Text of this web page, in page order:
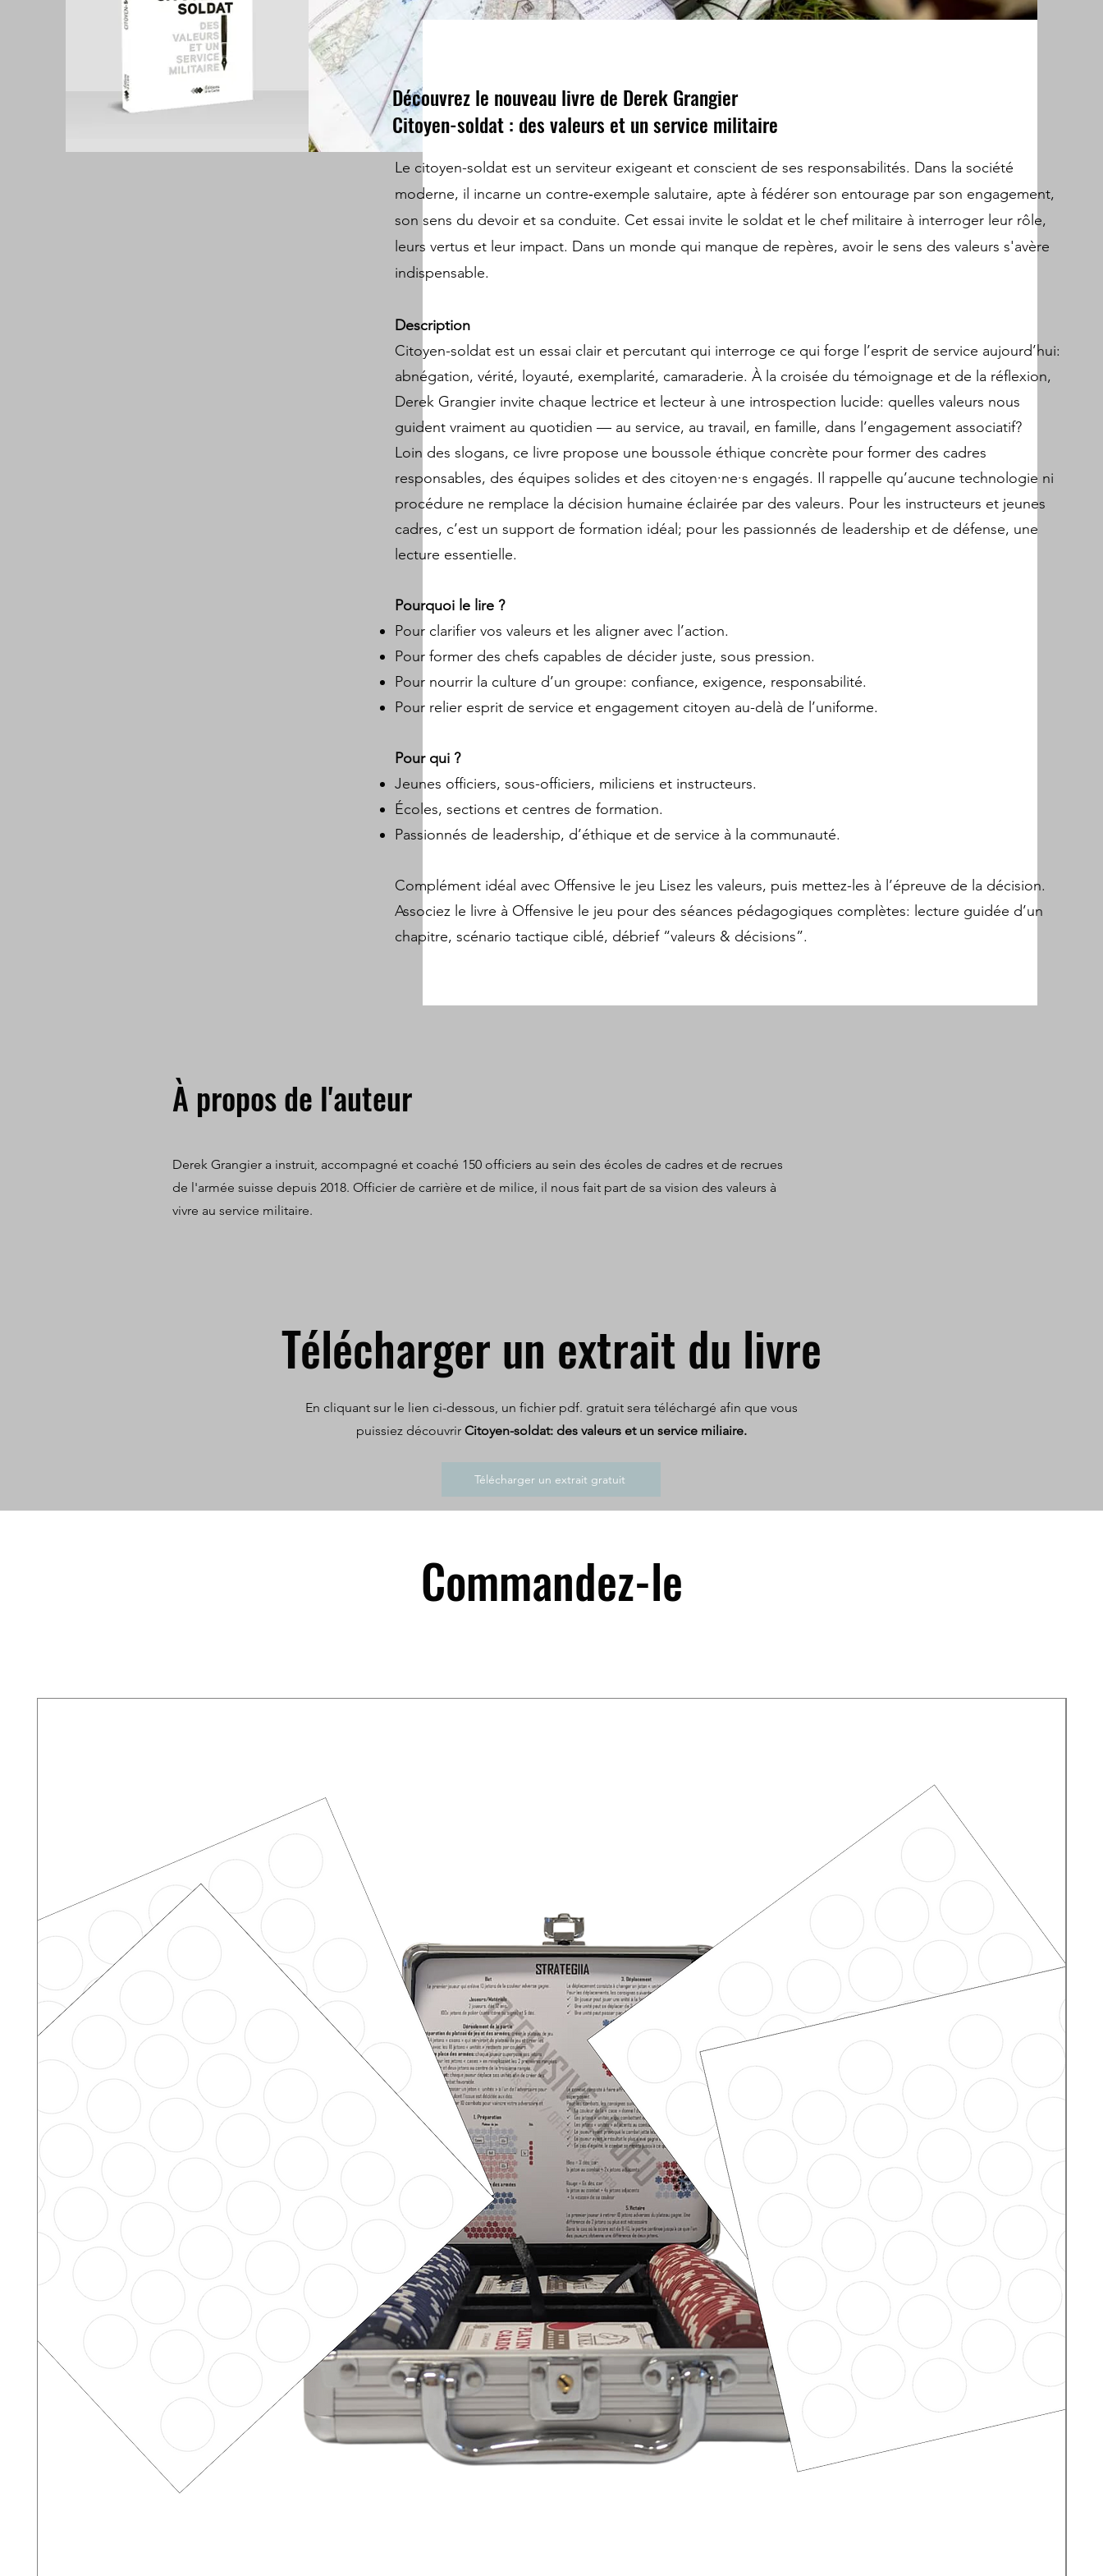
Découvrez le nouveau livre de Derek Grangier
Citoyen-soldat : des valeurs et un service militaire
Le citoyen-soldat est un serviteur exigeant et conscient de ses responsabilités. Dans la société
moderne, il incarne un contre‑exemple salutaire, apte à fédérer son entourage par son engagement,
son sens du devoir et sa conduite. Cet essai invite le soldat et le chef militaire à interroger leur rôle,
leurs vertus et leur impact. Dans un monde qui manque de repères, avoir le sens des valeurs s'avère
indispensable.
Description
Citoyen-soldat est un essai clair et percutant qui interroge ce qui forge l’esprit de service aujourd’hui:
abnégation, vérité, loyauté, exemplarité, camaraderie. À la croisée du témoignage et de la réflexion,
Derek Grangier invite chaque lectrice et lecteur à une introspection lucide: quelles valeurs nous
guident vraiment au quotidien — au service, au travail, en famille, dans l’engagement associatif?
Loin des slogans, ce livre propose une boussole éthique concrète pour former des cadres
responsables, des équipes solides et des citoyen·ne·s engagés. Il rappelle qu’aucune technologie ni
procédure ne remplace la décision humaine éclairée par des valeurs. Pour les instructeurs et jeunes
cadres, c’est un support de formation idéal; pour les passionnés de leadership et de défense, une
lecture essentielle.
Pourquoi le lire ?
Pour clarifier vos valeurs et les aligner avec l’action.
Pour former des chefs capables de décider juste, sous pression.
Pour nourrir la culture d’un groupe: confiance, exigence, responsabilité.
Pour relier esprit de service et engagement citoyen au-delà de l’uniforme.
Pour qui ?
Jeunes officiers, sous-officiers, miliciens et instructeurs.
Écoles, sections et centres de formation.
Passionnés de leadership, d’éthique et de service à la communauté.
Complément idéal avec Offensive le jeu Lisez les valeurs, puis mettez-les à l’épreuve de la décision.
Associez le livre à Offensive le jeu pour des séances pédagogiques complètes: lecture guidée d’un
chapitre, scénario tactique ciblé, débrief “valeurs & décisions”.
À propos de l'auteur
Derek Grangier a instruit, accompagné et coaché 150 officiers au sein des écoles de cadres et de recrues
de l'armée suisse depuis 2018. Officier de carrière et de milice, il nous fait part de sa vision des valeurs à
vivre au service militaire.
Télécharger un extrait du livre
En cliquant sur le lien ci-dessous, un fichier pdf. gratuit sera téléchargé afin que vous
puissiez découvrir Citoyen-soldat: des valeurs et un service miliaire.
Télécharger un extrait gratuit
Commandez-le